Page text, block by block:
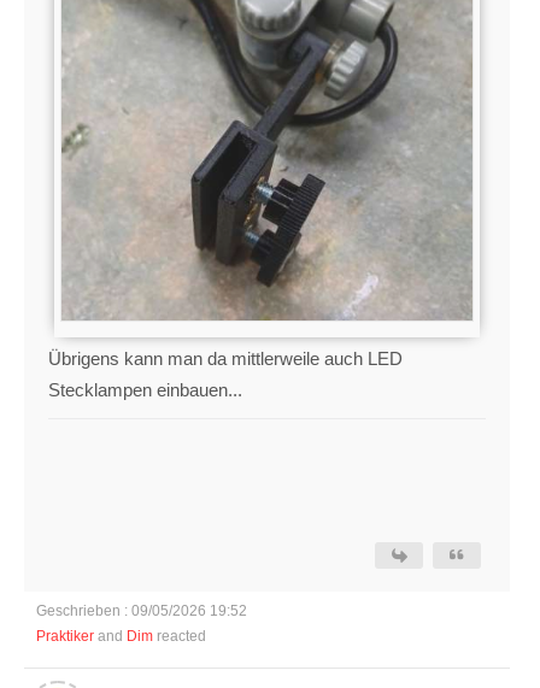
Übrigens kann man da mittlerweile auch LED
Stecklampen einbauen...
Geschrieben : 09/05/2026 19:52
Praktiker and Dim reacted